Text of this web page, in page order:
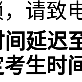
请致
延迟
生时